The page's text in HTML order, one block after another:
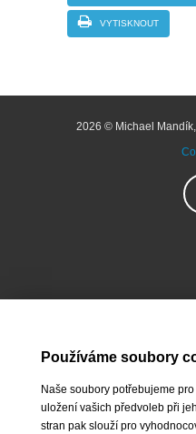
VYTISKNOUT
2026 © Michael
Používáme soubory
Naše soubory potřebujeme
uložení vašich předvoleb při
stran pak slouží pro